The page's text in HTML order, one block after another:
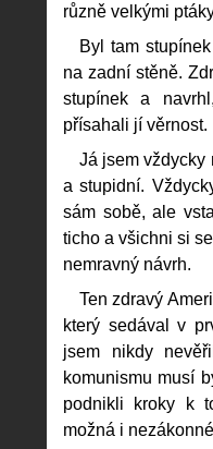
různě velkými
Byl tam
na zadní stěně.
stupínek a
přísahali jí věrnost.
Já jsem vždycky
a stupidní.
sám sobě, ale
ticho a všichni si
nemravný návrh.
Ten zdravý
který sedával v
jsem nikdy
komunismu musí
podnikli kroky k
možná i